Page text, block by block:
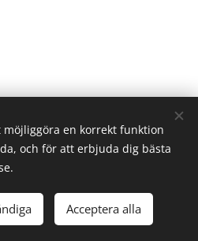
info@kolonisten.se
Cookies
en korrekt funktion
och för att erbjuda dig bästa
Acceptera alla